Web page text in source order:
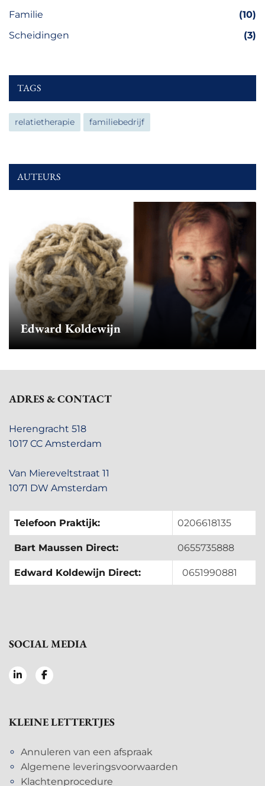
Familie
(10)
Scheidingen
(3)
TAGS
relatietherapie familiebedrijf
AUTEURS
Edward Koldewijn
ADRES & CONTACT
Herengracht 518
1017 CC Amsterdam
Van Miereveltstraat 11
1071 DW Amsterdam
Telefoon Praktijk: 0206618135
Bart Maussen Direct: 0655735888
Edward Koldewijn Direct: 0651990881
SOCIAL MEDIA
KLEINE LETTERTJES
Annuleren van een afspraak
Algemene leveringsvoorwaarden
Klachtenprocedure